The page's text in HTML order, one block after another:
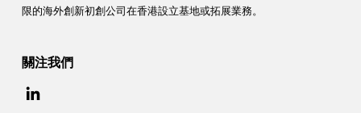
限的海外創新初創公司在香港設立基地或拓展業務。
關注我們